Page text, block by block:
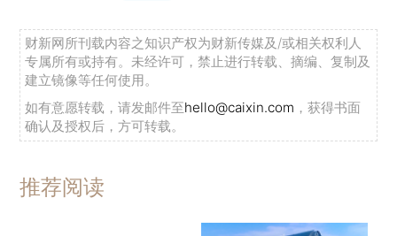
财新网所刊载内容之知识产权为财新传媒及/或相关权利人
专属所有或持有。未经许可，禁止进行转载、摘编、复制及
建立镜像等任何使用。
如有意愿转载，请发邮件至hello@caixin.com ，获得书面
确认及授权后，方可转载。
推荐阅读